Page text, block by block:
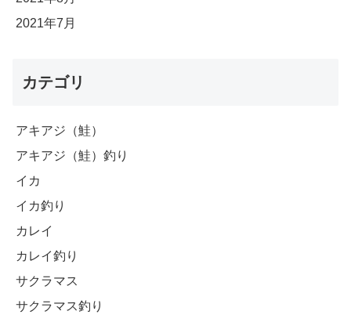
2021年7月
カテゴリ
アキアジ（鮭）
アキアジ（鮭）釣り
イカ
イカ釣り
カレイ
カレイ釣り
サクラマス
サクラマス釣り